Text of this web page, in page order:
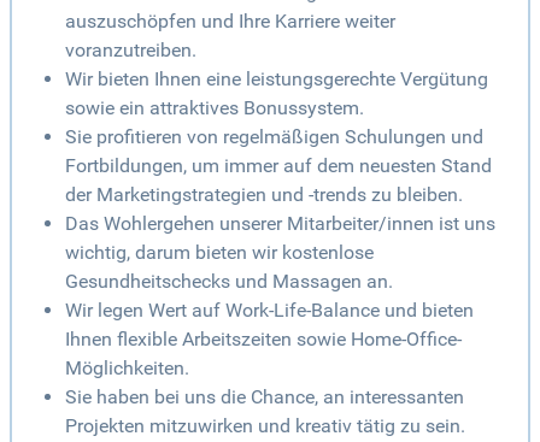
auszuschöpfen und Ihre Karriere weiter
voranzutreiben.
Wir bieten Ihnen eine leistungsgerechte Vergütung
sowie ein attraktives Bonussystem.
Sie profitieren von regelmäßigen Schulungen und
Fortbildungen, um immer auf dem neuesten Stand
der Marketingstrategien und -trends zu bleiben.
Das Wohlergehen unserer Mitarbeiter/innen ist uns
wichtig, darum bieten wir kostenlose
Gesundheitschecks und Massagen an.
Wir legen Wert auf Work-Life-Balance und bieten
Ihnen flexible Arbeitszeiten sowie Home-Office-
Möglichkeiten.
Sie haben bei uns die Chance, an interessanten
Projekten mitzuwirken und kreativ tätig zu sein.